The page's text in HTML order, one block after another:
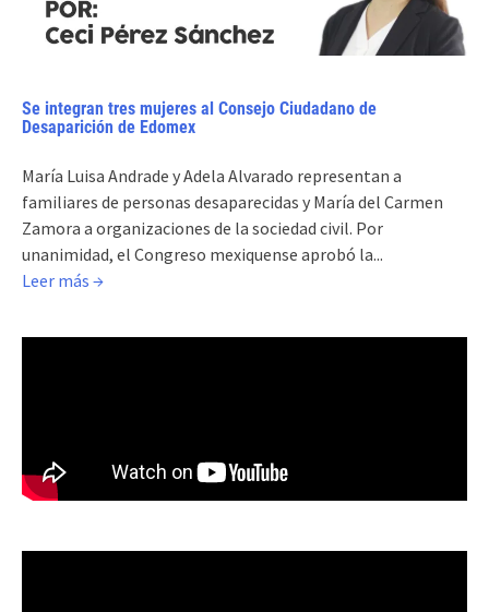
Se integran tres mujeres al Consejo Ciudadano de
Desaparición de Edomex
María Luisa Andrade y Adela Alvarado representan a
familiares de personas desaparecidas y María del Carmen
Zamora a organizaciones de la sociedad civil. Por
unanimidad, el Congreso mexiquense aprobó la...
Leer más →